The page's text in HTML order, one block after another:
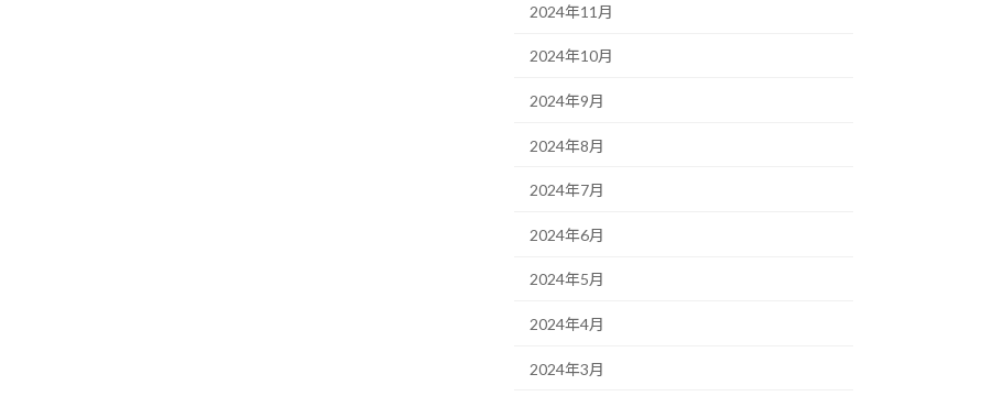
2024年11月
2024年10月
2024年9月
2024年8月
2024年7月
2024年6月
2024年5月
2024年4月
2024年3月